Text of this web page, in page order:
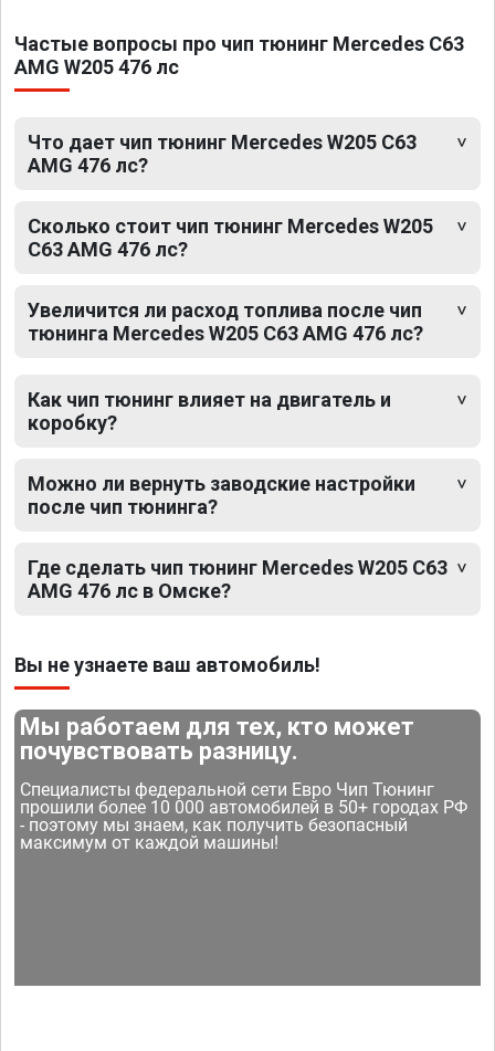
Частые вопросы про чип тюнинг Mercedes C63
AMG W205 476 лс
Что дает чип тюнинг Mercedes W205 C63
AMG 476 лс?
Сколько стоит чип тюнинг Mercedes W205
C63 AMG 476 лс?
Увеличится ли расход топлива после чип
тюнинга Mercedes W205 C63 AMG 476 лс?
Как чип тюнинг влияет на двигатель и
коробку?
Можно ли вернуть заводские настройки
после чип тюнинга?
Где сделать чип тюнинг Mercedes W205 C63
AMG 476 лс в Омске?
Вы не узнаете ваш автомобиль!
Мы работаем для тех, кто может
почувствовать разницу.
Специалисты федеральной сети Евро Чип Тюнинг
прошили более 10 000 автомобилей в 50+ городах РФ
- поэтому мы знаем, как получить безопасный
максимум от каждой машины!